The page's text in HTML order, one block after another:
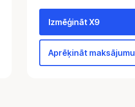
Izmēģināt X9
Aprēķināt maksājumu